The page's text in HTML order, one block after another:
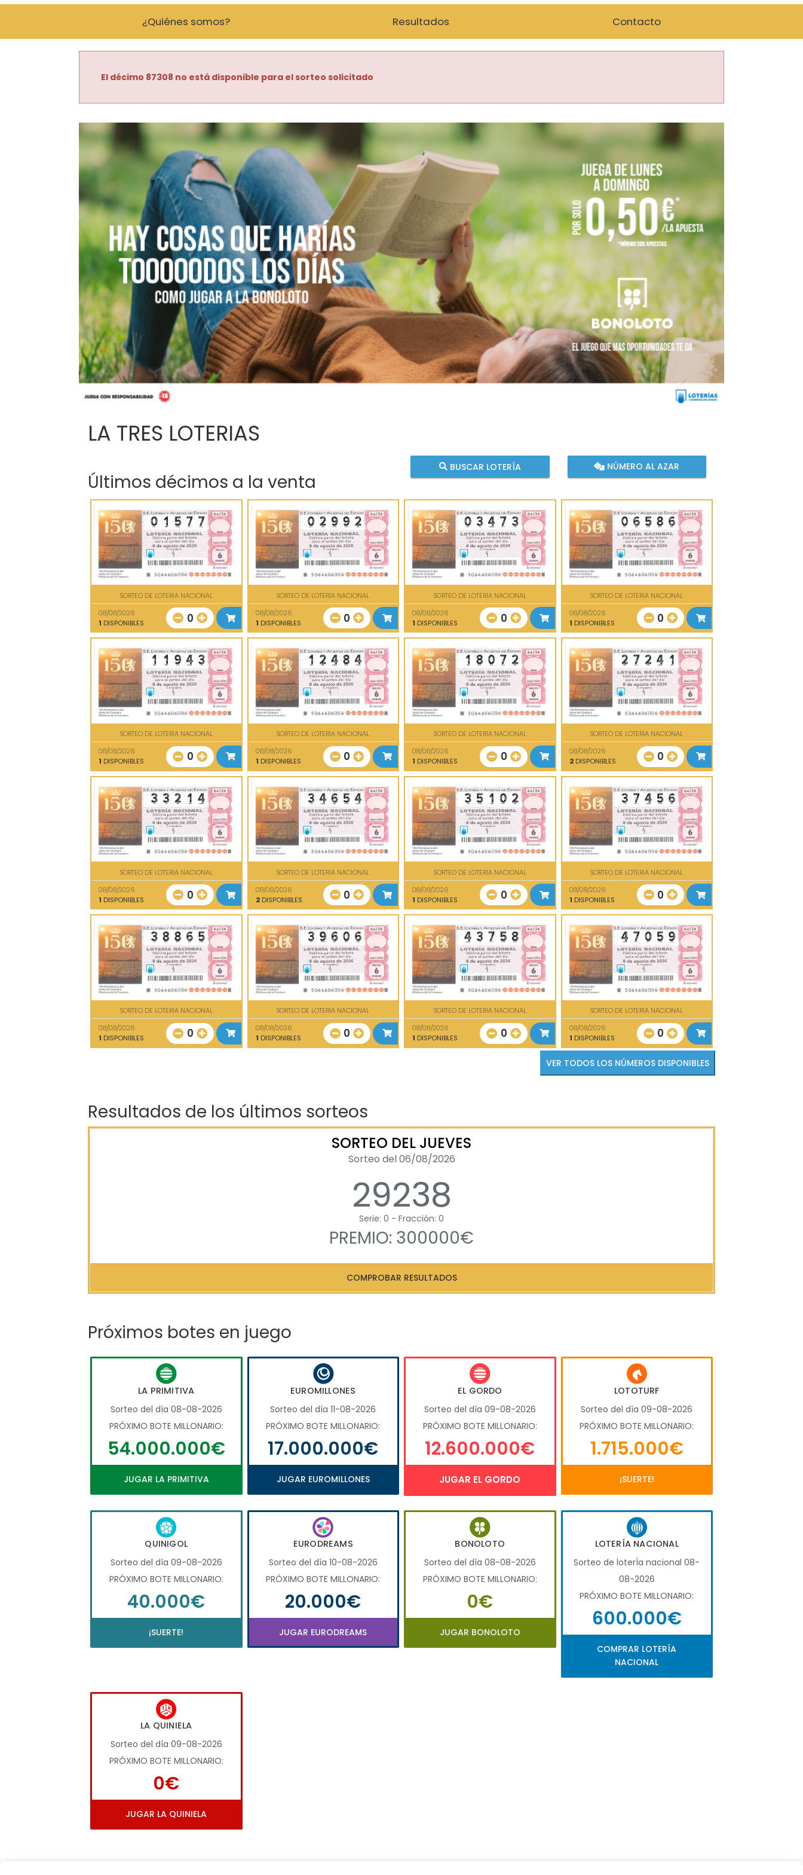
¿Quiénes somos? Resultados Contacto
El décimo 87308 no está disponible para el sorteo solicitado
LA TRES LOTERIAS
Últimos décimos a la venta
BUSCAR LOTERÍA NÚMERO AL AZAR
SORTEO DE LOTERIA NACIONAL
08/08/2026
1 DISPONIBLES 0
SORTEO DE LOTERIA NACIONAL
08/08/2026
1 DISPONIBLES 0
SORTEO DE LOTERIA NACIONAL
08/08/2026
1 DISPONIBLES 0
SORTEO DE LOTERIA NACIONAL
08/08/2026
1 DISPONIBLES 0
SORTEO DE LOTERIA NACIONAL
08/08/2026
1 DISPONIBLES 0
SORTEO DE LOTERIA NACIONAL
08/08/2026
1 DISPONIBLES 0
SORTEO DE LOTERIA NACIONAL
08/08/2026
1 DISPONIBLES 0
SORTEO DE LOTERIA NACIONAL
08/08/2026
2DISPONIBLES 0
SORTEO DE LOTERIA NACIONAL
08/08/2026
1 DISPONIBLES 0
SORTEO DE LOTERIA NACIONAL
08/08/2026
2DISPONIBLES 0
SORTEO DE LOTERIA NACIONAL
08/08/2026
1 DISPONIBLES 0
SORTEO DE LOTERIA NACIONAL
08/08/2026
1 DISPONIBLES 0
SORTEO DE LOTERIA NACIONAL
08/08/2026
1 DISPONIBLES 0
SORTEO DE LOTERIA NACIONAL
08/08/2026
1 DISPONIBLES 0
SORTEO DE LOTERIA NACIONAL
08/08/2026
1 DISPONIBLES 0
SORTEO DE LOTERIA NACIONAL
08/08/2026
1 DISPONIBLES 0
VER TODOS LOS NÚMEROS DISPONIBLES
Resultados de los últimos sorteos
SORTEO DEL JUEVES
Sorteo del 06/08/2026
29238
Serie: 0 - Fracción: 0
PREMIO: 300000€
COMPROBAR RESULTADOS
Próximos botes en juego
LA PRIMITIVA
Sorteo del día 08-08-2026
PRÓXIMO BOTE MILLONARIO:
54.000.000€
JUGAR LA PRIMITIVA
EUROMILLONES
Sorteo del día 11-08-2026
PRÓXIMO BOTE MILLONARIO:
17.000.000€
JUGAR EUROMILLONES
EL GORDO
Sorteo del día 09-08-2026
PRÓXIMO BOTE MILLONARIO:
12.600.000€
JUGAR EL GORDO
LOTOTURF
Sorteo del día 09-08-2026
PRÓXIMO BOTE MILLONARIO:
1.715.000€
¡SUERTE!
QUINIGOL
Sorteo del día 09-08-2026
PRÓXIMO BOTE MILLONARIO:
40.000€
¡SUERTE!
EURODREAMS
Sorteo del día 10-08-2026
PRÓXIMO BOTE MILLONARIO:
20.000€
JUGAR EURODREAMS
BONOLOTO
Sorteo del día 08-08-2026
PRÓXIMO BOTE MILLONARIO:
0€
JUGAR BONOLOTO
LOTERÍA NACIONAL
Sorteo de loterÍa nacional 08-
08-2026
PRÓXIMO BOTE MILLONARIO:
600.000€
COMPRAR LOTERÍA
NACIONAL
LA QUINIELA
Sorteo del día 09-08-2026
PRÓXIMO BOTE MILLONARIO:
0€
JUGAR LA QUINIELA